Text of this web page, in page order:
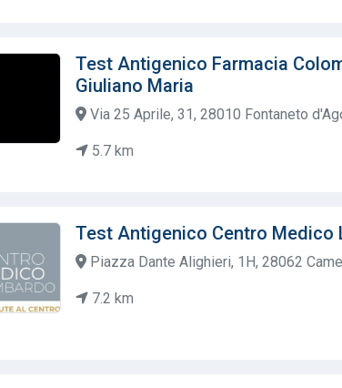
Test Antigenico Farmacia
Giuliano Maria
Via 25 Aprile, 31, 28010 Fontaneto
5.7 km
Test Antigenico Centro Medico
Piazza Dante Alighieri, 1H, 28062
7.2 km